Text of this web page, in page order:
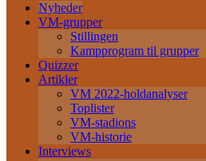
Nyheder
VM-grupper
Stillingen
Kampprogram til grupper
Quizzer
Artikler
VM 2022-holdanalyser
Toplister
VM-stadions
VM-historie
Interviews